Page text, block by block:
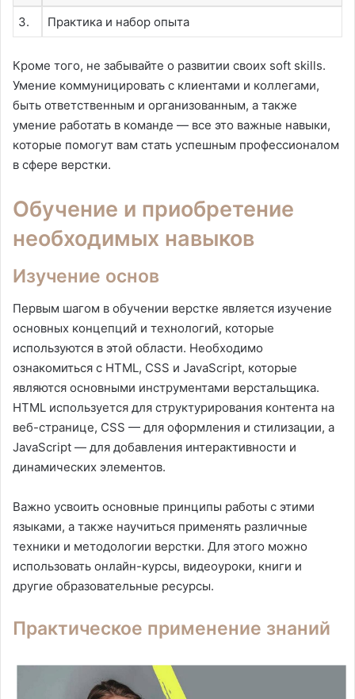
3. Практика и набор опыта
Кроме того, не забывайте о развитии своих soft skills.
Умение коммуницировать с клиентами и коллегами,
быть ответственным и организованным, а также
умение работать в команде — все это важные навыки,
которые помогут вам стать успешным профессионалом
в сфере верстки.
Обучение и приобретение
необходимых навыков
Изучение основ
Первым шагом в обучении верстке является изучение
основных концепций и технологий, которые
используются в этой области. Необходимо
ознакомиться с HTML, CSS и JavaScript, которые
являются основными инструментами верстальщика.
HTML используется для структурирования контента на
веб-странице, CSS — для оформления и стилизации, а
JavaScript — для добавления интерактивности и
динамических элементов.
Важно усвоить основные принципы работы с этими
языками, а также научиться применять различные
техники и методологии верстки. Для этого можно
использовать онлайн-курсы, видеоуроки, книги и
другие образовательные ресурсы.
Практическое применение знаний